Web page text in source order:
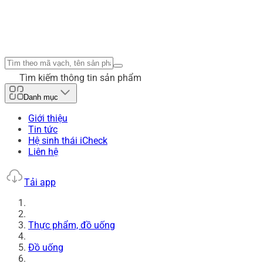
Tìm kiếm thông tin sản phẩm
Danh mục
Giới thiệu
Tin tức
Hệ sinh thái iCheck
Liên hệ
Tải app
Thực phẩm, đồ uống
Đồ uống